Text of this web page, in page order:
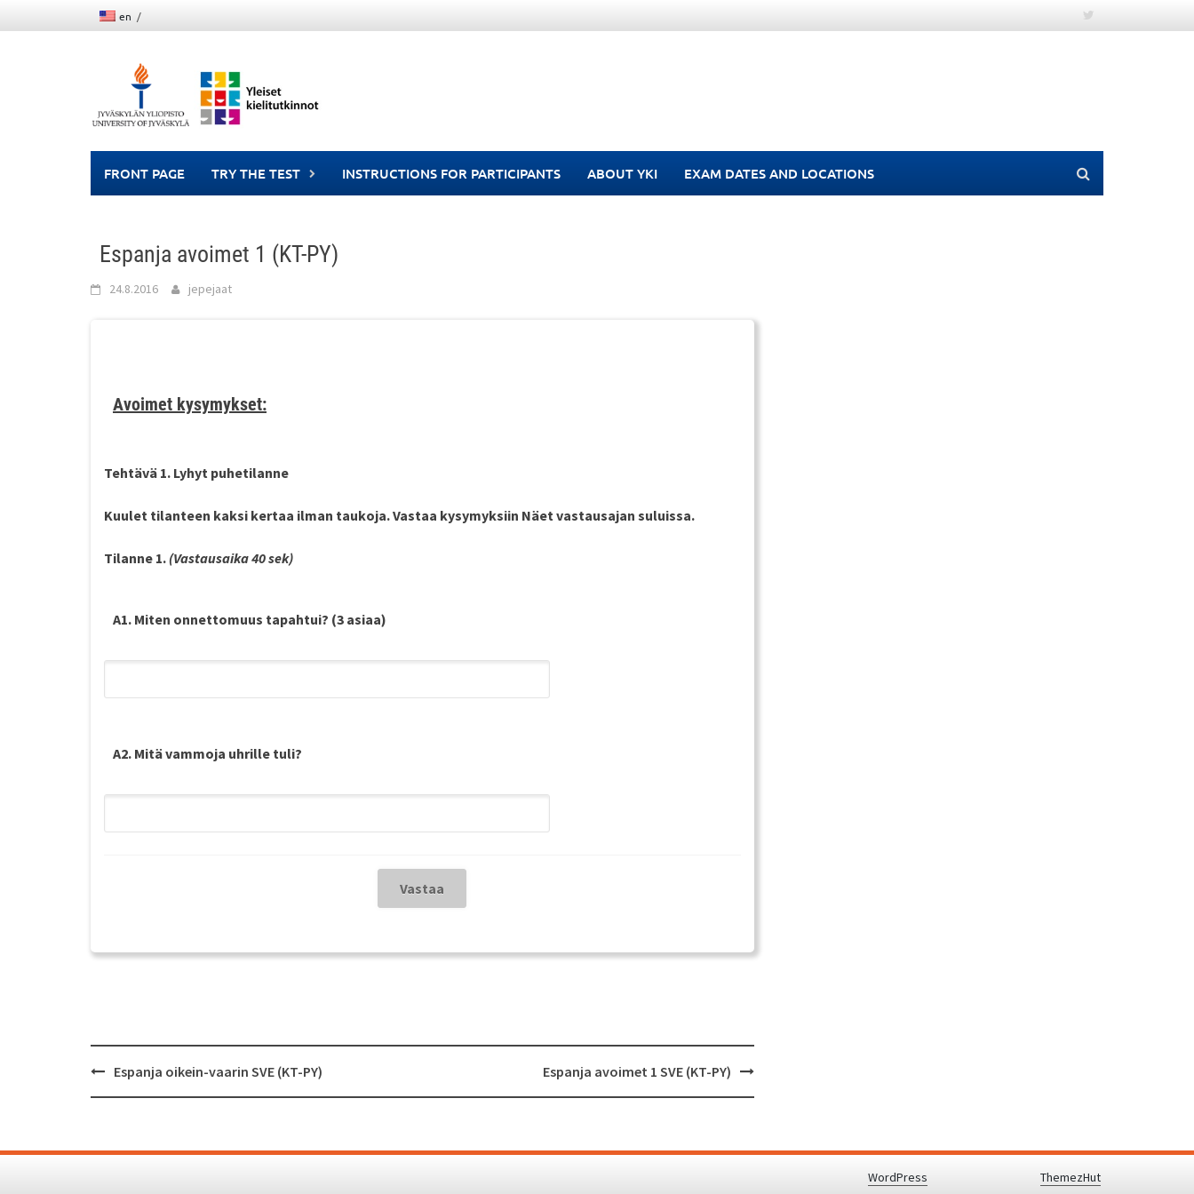
to
en
FRONT PAGE TRY THE TEST INSTRUCTIONS FOR PARTICIPANTS ABOUT YKI EXAM DATES AND LOCATIONS
Espanja avoimet 1 (KT-PY)
24.8.2016 jepejaat
Avoimet kysymykset:
Tehtävä 1. Lyhyt puhetilanne
Kuulet tilanteen kaksi kertaa ilman taukoja. Vastaa kysymyksiin Näet vastausajan suluissa.
Tilanne 1. (Vastausaika 40 sek)
A1. Miten onnettomuus tapahtui? (3 asiaa)
A2. Mitä vammoja uhrille tuli?
PostEspanja oikein-vaarin SVE (KT-PY) Espanja avoimet 1 SVE (KT-PY)
WordPress ThemezHut